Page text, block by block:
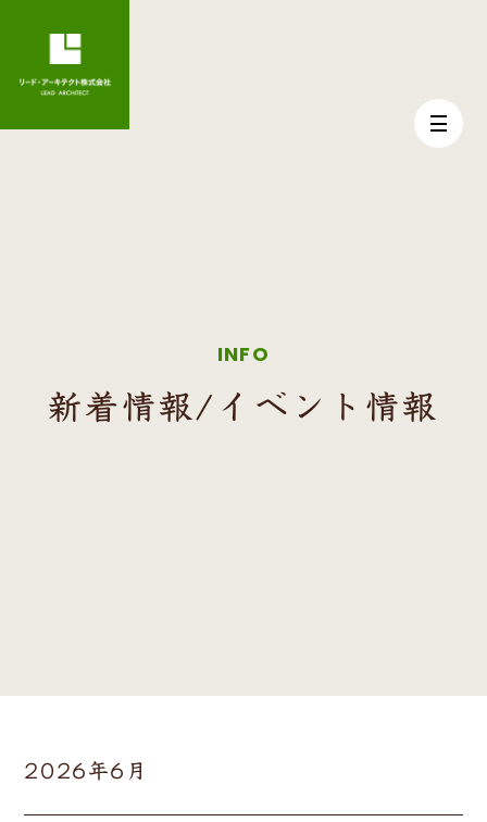
INFO
新着情報/イベント情報
2026年6月